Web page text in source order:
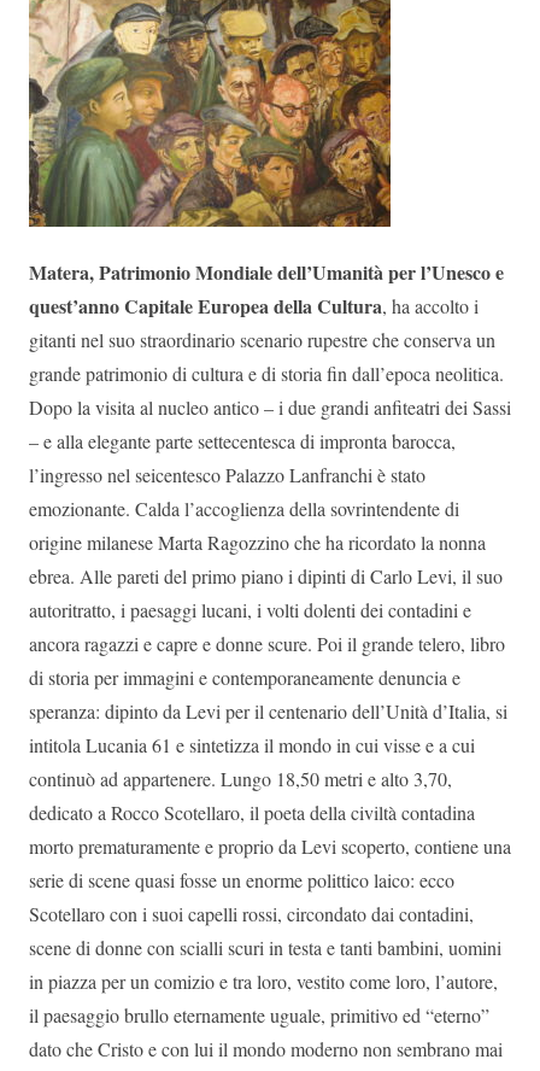
Matera, Patrimonio Mondiale dell’Umanità per l’Unesco e
quest’anno Capitale Europea della Cultura, ha accolto i
gitanti nel suo straordinario scenario rupestre che conserva un
grande patrimonio di cultura e di storia fin dall’epoca neolitica.
Dopo la visita al nucleo antico – i due grandi anfiteatri dei Sassi
– e alla elegante parte settecentesca di impronta barocca,
l’ingresso nel seicentesco Palazzo Lanfranchi è stato
emozionante. Calda l’accoglienza della sovrintendente di
origine milanese Marta Ragozzino che ha ricordato la nonna
ebrea. Alle pareti del primo piano i dipinti di Carlo Levi, il suo
autoritratto, i paesaggi lucani, i volti dolenti dei contadini e
ancora ragazzi e capre e donne scure. Poi il grande telero, libro
di storia per immagini e contemporaneamente denuncia e
speranza: dipinto da Levi per il centenario dell’Unità d’Italia, si
intitola Lucania 61 e sintetizza il mondo in cui visse e a cui
continuò ad appartenere. Lungo 18,50 metri e alto 3,70,
dedicato a Rocco Scotellaro, il poeta della civiltà contadina
morto prematuramente e proprio da Levi scoperto, contiene una
serie di scene quasi fosse un enorme polittico laico: ecco
Scotellaro con i suoi capelli rossi, circondato dai contadini,
scene di donne con scialli scuri in testa e tanti bambini, uomini
in piazza per un comizio e tra loro, vestito come loro, l’autore,
il paesaggio brullo eternamente uguale, primitivo ed “eterno”
dato che Cristo e con lui il mondo moderno non sembrano mai